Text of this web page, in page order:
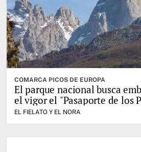
COMARCA PICOS DE EUROPA
El parque nacional busca
el vigor el "Pasaporte de los
EL FIELATO Y EL NORA